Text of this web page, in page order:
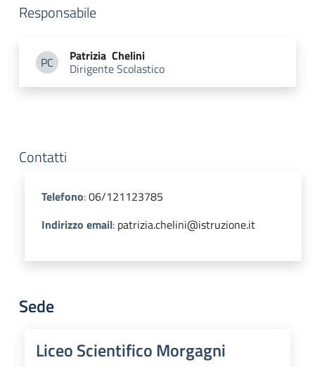
Responsabile
PCPatrizia Chelini
Patrizia Chelini
Dirigente Scolastico
Contatti
Telefono:06/121123785
Indirizzo email: patrizia.chelini@istruzione.it
Sede
Liceo Scientifico Morgagni